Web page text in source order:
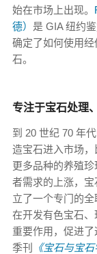
始在市场上出现。
德） 是 GIA 纽约
确定了如何使用
石。
专注于宝石处理
到 20 世纪 70 年
造宝石进入市场
更多品种的养殖
者需求的上涨，
立了一个专门的
在开发有色宝石
重要作用，促进
季刊
《宝石与宝